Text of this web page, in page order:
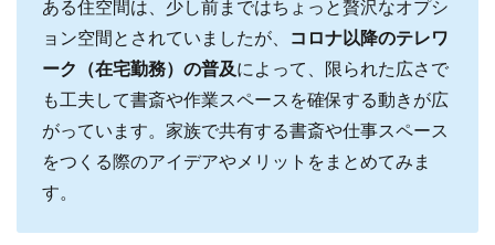
ある住空間は、少し前まではちょっと贅沢なオプシ
ョン空間とされていましたが、 コロナ以降のテレワ
ーク（在宅勤務）の普及​によって、限られた広さで
も工夫して書斎や作業スペースを確保する動きが広
がっています。家族で共有する書斎や仕事スペース
をつくる際のアイデアやメリットをまとめてみま
す。